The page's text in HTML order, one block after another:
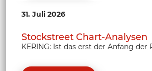
31. Juli 2026
Stockstreet Chart-Analysen
KERING: Ist das erst der Anfang der